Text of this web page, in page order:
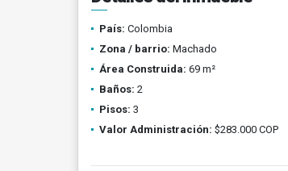
País: Colombia
Zona / barrio: Machado
Área Construida: 69 m²
Baños: 2
Pisos: 3
Valor Administración: $283.000 COP